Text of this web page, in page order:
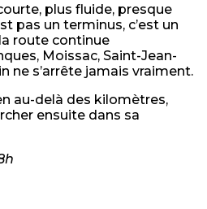
plus fluide, presque
pas un terminus, c’est un
route continue
Moissac, Saint-Jean-
ne s’arrête jamais vraiment.
au-delà des kilomètres,
ensuite dans sa